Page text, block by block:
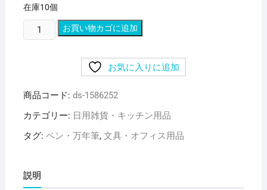
在庫10個
と
鉛
筆
ル
ン
ク
お買い物カゴに追加
お気に入りに追加
商品コード: ds-1586252
カテゴリー: 日用雑貨・キッチン用品
タグ: ペン・万年筆, 文具・オフィス用品
説明